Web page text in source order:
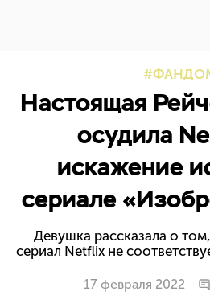
Настоящая
осудила
искажение
сериале
Девушка рассказала о
сериал Netflix не
17 февраля 2022